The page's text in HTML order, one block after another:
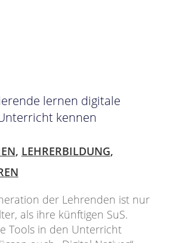
lernen digitale
kennen
, LEHRERBILDUNG,
der Lehrenden ist nur
als ihre künftigen SuS.
Tools in den Unterricht